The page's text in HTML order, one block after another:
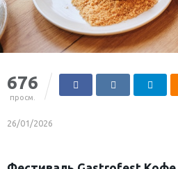
676
просм.
26/01/2026